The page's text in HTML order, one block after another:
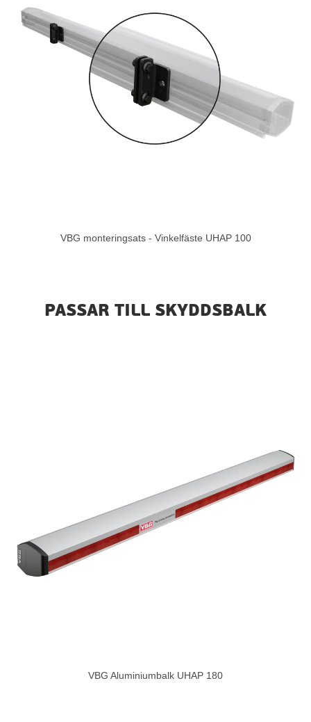
VBG monteringsats - Vinkelfäste UHAP 100
PASSAR TILL SKYDDSBALK
VBG Aluminiumbalk UHAP 180